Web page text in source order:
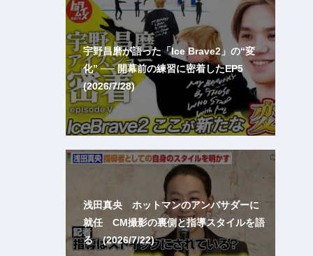
宇野昌磨が語った「Ice Brave2」の“変
化” ── 開幕前の練習に密着したEP5
(2026/7/28)
浅田真央 ホットマンのアンバサダーに
就任 CM撮影の裏側と指導スタイルを語
る (2026/7/22)